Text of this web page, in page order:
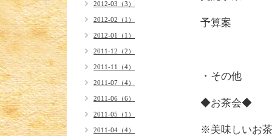
予算
・その他
◆お茶
※美味し
2012-03（3）
2012-02（1）
2012-01（1）
2011-12（2）
2011-11（4）
2011-07（4）
2011-06（6）
2011-05（1）
2011-04（4）